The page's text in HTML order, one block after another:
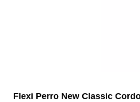
Flexi Perro New Classic